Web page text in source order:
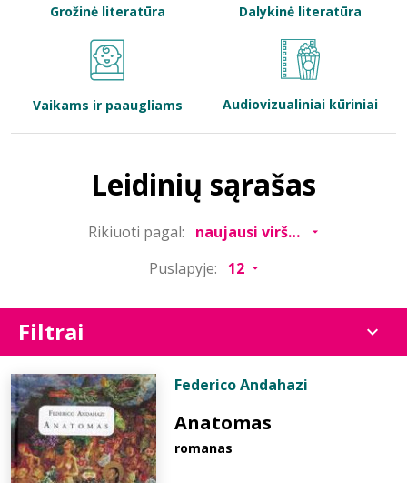
Bibliotekoms
Grožinė literatūra Dalykinė literatūra
Vaikams ir paaugliams Audiovizualiniai kūriniai
Leidinių sąrašas
Rikiuoti pagal:
Puslapyje:
Filtrai
Federico Andahazi
Anatomas
romanas